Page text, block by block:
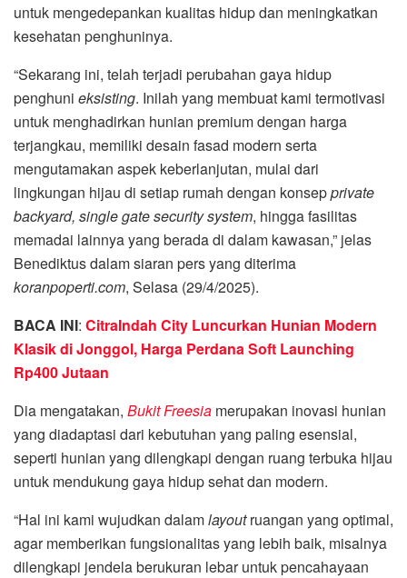
untuk mengedepankan kualitas hidup dan meningkatkan
kesehatan penghuninya.
“Sekarang ini, telah terjadi perubahan gaya hidup
penghuni eksisting. Inilah yang membuat kami termotivasi
untuk menghadirkan hunian premium dengan harga
terjangkau, memiliki desain fasad modern serta
mengutamakan aspek keberlanjutan, mulai dari
lingkungan hijau di setiap rumah dengan konsepprivate
backyard, single gate security system, hingga fasilitas
memadai lainnya yang berada di dalam kawasan,” jelas
Benediktus dalam siaran pers yang diterima
koranpoperti.com, Selasa (29/4/2025).
BACA INI: CitraIndah City Luncurkan Hunian Modern
Klasik di Jonggol, Harga Perdana Soft Launching
Rp400 Jutaan
Dia mengatakan, Bukit Freesia merupakan inovasi hunian
yang diadaptasi dari kebutuhan yang paling esensial,
seperti hunian yang dilengkapi dengan ruang terbuka hijau
untuk mendukung gaya hidup sehat dan modern.
“Hal ini kami wujudkan dalamlayoutruangan yang optimal,
agar memberikan fungsionalitas yang lebih baik, misalnya
dilengkapi jendela berukuran lebar untuk pencahayaan